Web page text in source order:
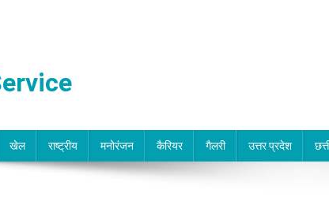
खेल राष्ट्रीय मनोरंजन कैरियर गैलरी उत्तर प्रदेश